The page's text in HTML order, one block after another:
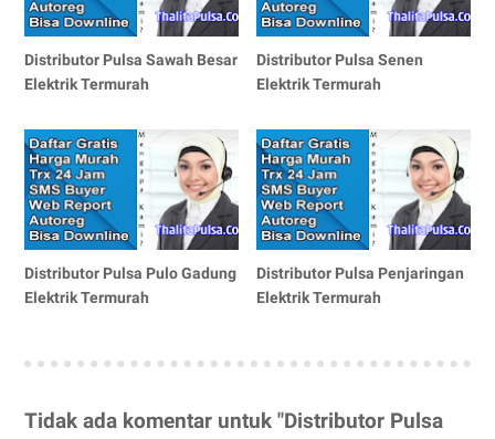
Distributor Pulsa Sawah Besar
Elektrik Termurah
Distributor Pulsa Senen
Elektrik Termurah
Distributor Pulsa Pulo Gadung
Elektrik Termurah
Distributor Pulsa Penjaringan
Elektrik Termurah
Tidak ada komentar untuk "Distributor Pulsa